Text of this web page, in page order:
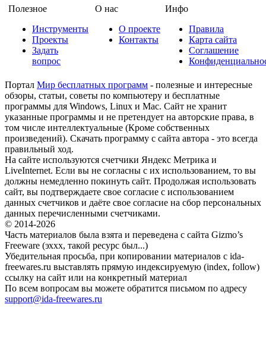
Полезное
Инструменты
Проекты
Задать
вопрос
О нас
О проекте
Контакты
Инфо
Правила
Карта сайта
Соглашение
Портал Мир бесплатных программ - полезные и интересные
обзоры, статьи, советы по компьютеру и бесплатные
программы для Windows, Linux и Mac. Сайт не хранит
указанные программы и не претендует на авторские права, в
том числе интеллектуальные (Кроме собственных
произведений). Скачать программу с сайта автора - это всегда
правильный ход.
На сайте используются счетчики Яндекс Метрика и
LiveInternet. Если вы не согласны с их использованием, то вы
должны немедленно покинуть сайт. Продолжая использовать
сайт, вы подтверждаете свое согласие с использованием
данных счетчиков и даёте свое согласие на сбор персональных
данных перечисленными счетчиками.
© 2014-2026
Часть материалов была взята и переведена с сайта Gizmo’s
Freeware (эххх, такой ресурс был...)
Убедительная просьба, при копировании материалов с ida-
freewares.ru выставлять прямую индексируемую (index, follow)
ссылку на сайт или на конкретный материал
По всем вопросам вы можете обратится письмом по адресу
support@ida-freewares.ru